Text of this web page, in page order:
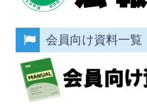
会員向け資料一覧